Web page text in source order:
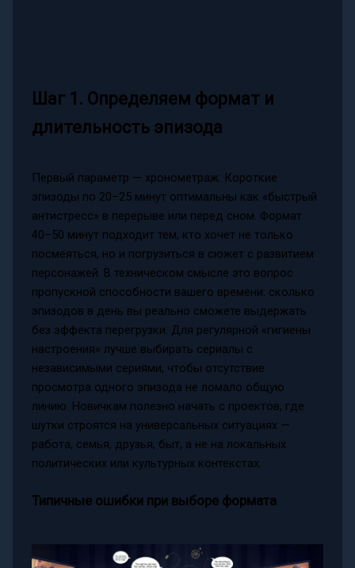
Шаг 1. Определяем формат и
длительность эпизода
Первый параметр — хронометраж. Короткие
эпизоды по 20–25 минут оптимальны как «быстрый
антистресс» в перерыве или перед сном. Формат
40–50 минут подходит тем, кто хочет не только
посмеяться, но и погрузиться в сюжет с развитием
персонажей. В техническом смысле это вопрос
пропускной способности вашего времени: сколько
эпизодов в день вы реально сможете выдержать
без эффекта перегрузки. Для регулярной «гигиены
настроения» лучше выбирать сериалы с
независимыми сериями, чтобы отсутствие
просмотра одного эпизода не ломало общую
линию. Новичкам полезно начать с проектов, где
шутки строятся на универсальных ситуациях —
работа, семья, друзья, быт, а не на локальных
политических или культурных контекстах.
Типичные ошибки при выборе формата